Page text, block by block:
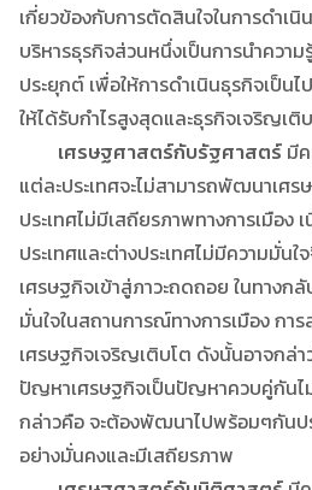
เกี่ยวข้องกับการตัดสินใจในการดำเ
บริหารธุรกิจส่วนหนึ่งเป็นการนำควา
ประยุกต์ เพื่อให้การดำเนินธุรกิจเป็น
ให้ได้รับกำไรสูงสุดและธุรกิจเจริญเติ
เศรษฐศาสตร์กับรัฐศาสตร์ มี
แต่ละประเทศจะไม่สามารถพัฒนาเศร
ประเทศไม่มีเสถียรภาพทางการเมือง
ประเทศและต่างประเทศไม่มีความมั่น
เศรษฐกิจเข้าสู่ภาวะถดถอย ในทาง
มั่นใจในสถานการณ์ทางการเมือง กา
เศรษฐกิจเจริญเติบโต ดังนั้นอาจกล่
ปัญหาเศรษฐกิจเป็นปัญหาควบคู่กันไ
กล่าวคือ จะต้องพัฒนาไปพร้อมๆกันป
อย่างมั่นคงและมีเสถียรภาพ